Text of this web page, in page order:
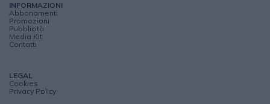
INFORMAZIONI
Abbonamenti
Promozioni
Pubblicità
Media Kit
Contatti
LEGAL
Cookies
Privacy Policy